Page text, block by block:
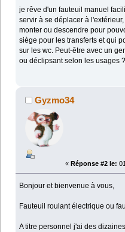
je rêve d'un fauteuil manuel
servir à se déplacer à
monter ou descendre pour
siège pour les transferts et qui
sur les wc. Peut-être avec un
ou déclipsant selon les usages
Gyzmo34
« Réponse #2 le:
Bonjour et bienvenue à vous,
Fauteuil roulant électrique ou
A titre personnel j'ai des